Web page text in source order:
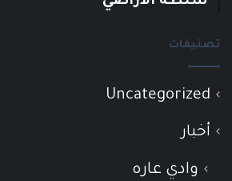
تصنيفات
Uncategorized
أخبار
وادي عاره